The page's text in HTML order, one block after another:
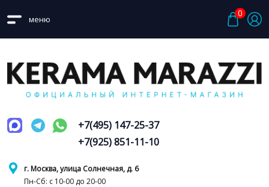
меню
0
г. Москва, улица Солнечная, д. 6
Пн-Сб: с 10-00 до 20-00
+7(495) 147-25-37
+7(925) 851-11-10